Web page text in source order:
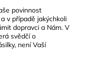
povinnost
v případě jakýchkoli
dopravci a Nám. V
svědčí o
není Vaší